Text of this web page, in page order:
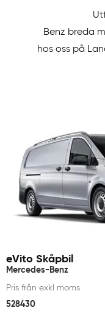
Benz breda
hos oss på
eVito Skåpbil
Mercedes-Benz
Pris från exkl moms
528430